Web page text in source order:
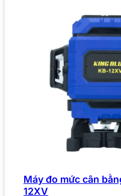
Máy đo mức cân
12XV